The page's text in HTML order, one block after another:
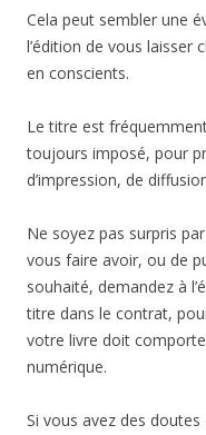
Cela peut sembler une
l’édition de vous laisser
en conscients.
Le titre est
toujours imposé, pour
d’impression, de
Ne soyez pas surpris
vous faire avoir, ou de
souhaité, demandez à
titre dans le contrat,
votre livre doit
numérique.
Si vous avez des